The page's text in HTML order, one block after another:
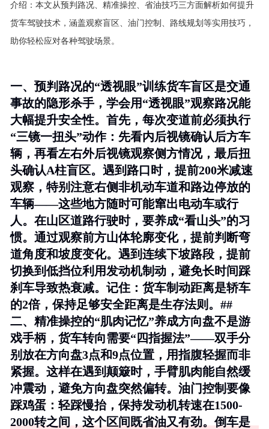
介绍： 本文从预判路况、精准操控、省油技巧三方面解析如何提升
货车驾驶技术，涵盖观察盲区、油门控制、路线规划等实用技巧，
助你轻松应对各种驾驶场景。
一、预判路况的“透视眼”训练货车盲区是交通
事故的隐形杀手，学会用“透视眼”观察路况能
大幅提升安全性。首先，每次变道前必须执行
“三镜一扭头”动作：先看内后视镜确认后方车
辆，再看左右外后视镜观察侧方情况，最后扭
头确认A柱盲区。遇到路口时，提前200米减速
观察，特别注意右侧非机动车道和路边停放的
车辆——这些地方随时可能窜出电动车或行
人。在山区道路行驶时，要养成“看山头”的习
惯。通过观察前方山体轮廓变化，提前判断弯
道角度和坡度变化。遇到连续下坡路段，提前
切换到低挡位利用发动机制动，避免长时间踩
刹车导致热衰减。记住：货车制动距离是轿车
的2倍，保持足够安全距离是生存法则。##
二、精准操控的“肌肉记忆”养成方向盘不是游
戏手柄，货车转向需要“四指握法”——双手分
别放在方向盘3点和9点位置，用指腹轻握而非
紧握。这样在遇到颠簸时，手臂肌肉能自然缓
冲震动，避免方向盘突然偏转。油门控制要像
踩鸡蛋：轻踩慢抬，保持发动机转速在1500-
2000转之间，这个区间既省油又有劲。倒车是